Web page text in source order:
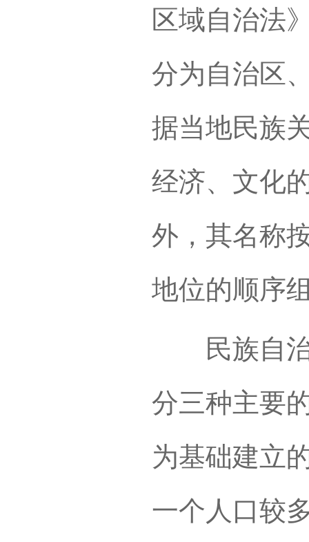
区域自治法
分为自治区
据当地民族
经济、文化
外，其名称
地位的顺序
民族自治
分三种主要
为基础建立
一个人口较